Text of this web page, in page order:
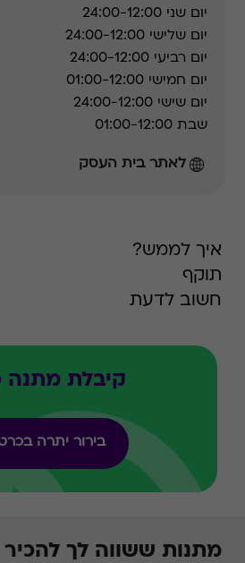
יום שני 24:00-12:00
יום שלישי 24:00-12:00
יום רביעי 24:00-12:00
יום חמישי 01:00-12:00
יום שישי 24:00-12:00
שבת 01:00-12:00
לאתר בית העסק
איך לממש?
תוקף
חשוב לדעת
קיבלת מתנה
בירור יתרה
מתנות ששווה לך להכיר